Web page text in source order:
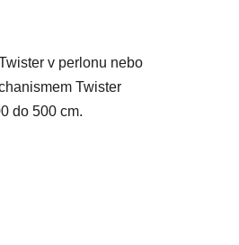
v perlonu nebo
Twister
do 500 cm.